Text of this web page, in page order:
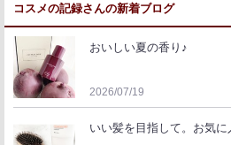
コスメの記録さんの新着ブログ
おいしい夏の香り♪
2026/07/19
いい髪を目指して。お気